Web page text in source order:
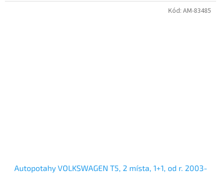
Autopotahy VOLKSWAGEN T5, 2 místa, 1+1, od r. 2003-
Kód: AM-83485